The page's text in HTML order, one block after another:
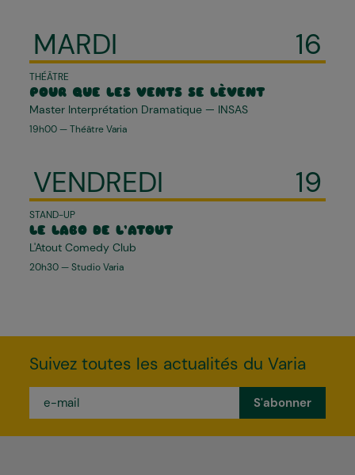
MARDI 16
THÉÂTRE
POUR QUE LES VENTS SE LÈVENT
Master Interprétation Dramatique — INSAS
19h00 — Théâtre Varia
VENDREDI 19
STAND-UP
LE LABO DE L’ATOUT
L'Atout Comedy Club
20h30 — Studio Varia
Suivez toutes les actualités du Varia
mail